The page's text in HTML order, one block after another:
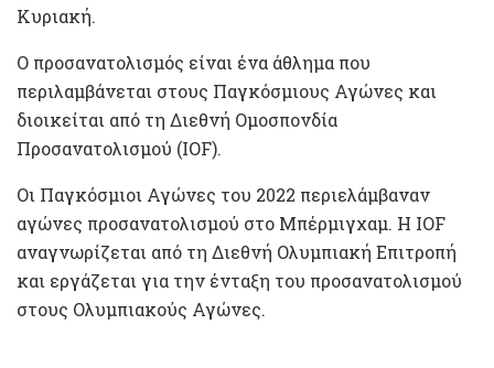
Κυριακή.
Ο προσανατολισμός είναι ένα άθλημα που
περιλαμβάνεται στους Παγκόσμιους Αγώνες και
διοικείται από τη Διεθνή Ομοσπονδία
Προσανατολισμού (IOF).
Οι Παγκόσμιοι Αγώνες του 2022 περιελάμβαναν
αγώνες προσανατολισμού στο Μπέρμιγχαμ. Η IOF
αναγνωρίζεται από τη Διεθνή Ολυμπιακή Επιτροπή
και εργάζεται για την ένταξη του προσανατολισμού
στους Ολυμπιακούς Αγώνες.